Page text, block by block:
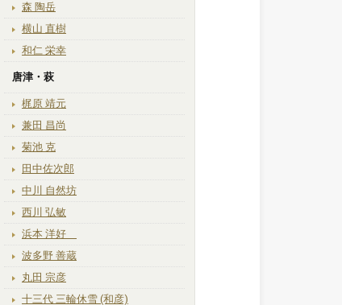
森 陶岳
横山 直樹
和仁 栄幸
唐津・萩
梶原 靖元
兼田 昌尚
菊池 克
田中佐次郎
中川 自然坊
西川 弘敏
浜本 洋好
波多野 善蔵
丸田 宗彦
十三代 三輪休雪 (和彦)